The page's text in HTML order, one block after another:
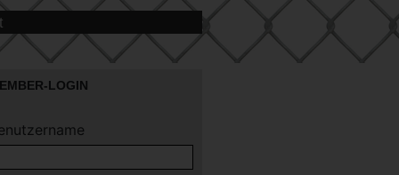
LOGIN